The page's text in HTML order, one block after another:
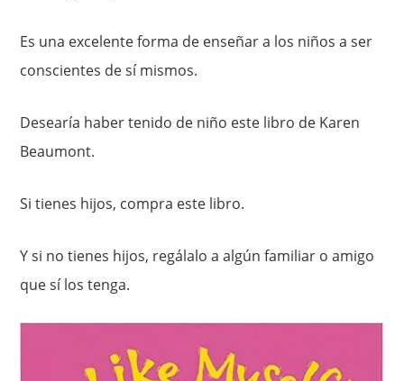
Es una excelente forma de enseñar a los niños a ser
conscientes de sí mismos.
Desearía haber tenido de niño este libro de Karen
Beaumont.
Si tienes hijos, compra este libro.
Y si no tienes hijos, regálalo a algún familiar o amigo
que sí los tenga.